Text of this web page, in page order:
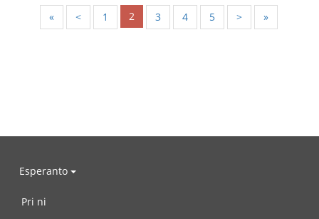
« < 1 2 3 4 5 > »
Esperanto
Pri ni